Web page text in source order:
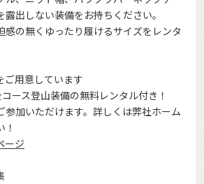
出しない装備をお持ちください。
感の無くゆったり履けるサイズをレンタ
用意しています
ース登山装備の無料レンタル付き！
参加いただけます。詳しくは弊社ホーム
ージ